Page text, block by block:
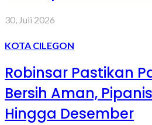
30, Juli 2026
KOTA CILEGON
Robinsar Pastikan
Bersih Aman,
Hingga Desember